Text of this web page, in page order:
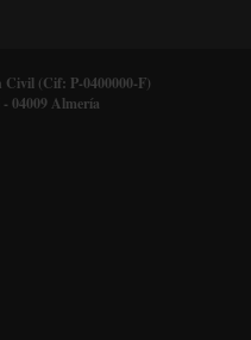
(Cif: P-0400000-F)
04009 Almería